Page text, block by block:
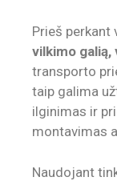
Prieš perkant
vilkimo
transporto
taip galima
ilginimas ir
montavimas
Naudojant